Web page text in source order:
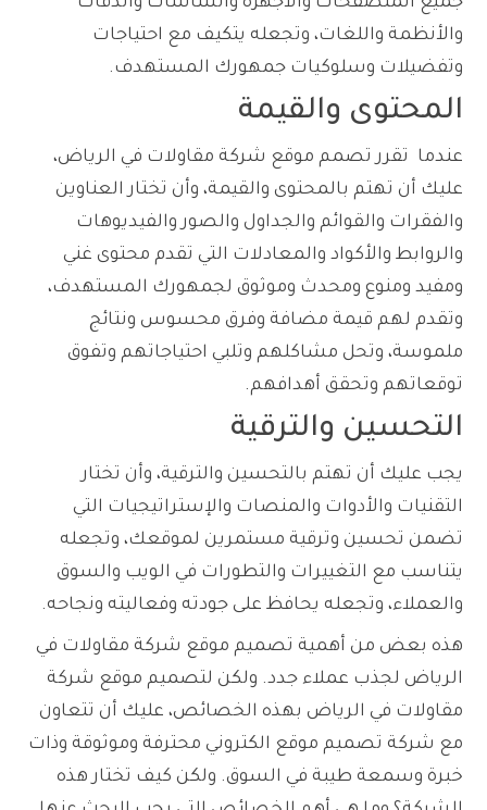
والأنظمة واللغات، وتجعله يتكيف مع احتياجات
وتفضيلات وسلوكيات جمهورك المستهدف.
المحتوى والقيمة
عندما تقرر تصمم موقع شركة مقاولات في الرياض،
عليك أن تهتم بالمحتوى والقيمة، وأن تختار العناوين
والفقرات والقوائم والجداول والصور والفيديوهات
والروابط والأكواد والمعادلات التي تقدم محتوى غني
ومفيد ومنوع ومحدث وموثوق لجمهورك المستهدف،
وتقدم لهم قيمة مضافة وفرق محسوس ونتائج
ملموسة، وتحل مشاكلهم وتلبي احتياجاتهم وتفوق
توقعاتهم وتحقق أهدافهم.
التحسين والترقية
يجب عليك أن تهتم بالتحسين والترقية، وأن تختار
التقنيات والأدوات والمنصات والإستراتيجيات التي
تضمن تحسين وترقية مستمرين لموقعك، وتجعله
يتناسب مع التغييرات والتطورات في الويب والسوق
والعملاء، وتجعله يحافظ على جودته وفعاليته ونجاحه.
هذه بعض من أهمية تصميم موقع شركة مقاولات في
الرياض لجذب عملاء جدد. ولكن لتصميم موقع شركة
مقاولات في الرياض بهذه الخصائص، عليك أن تتعاون
مع شركة تصميم موقع الكتروني محترفة وموثوقة وذات
خبرة وسمعة طيبة في السوق. ولكن كيف تختار هذه